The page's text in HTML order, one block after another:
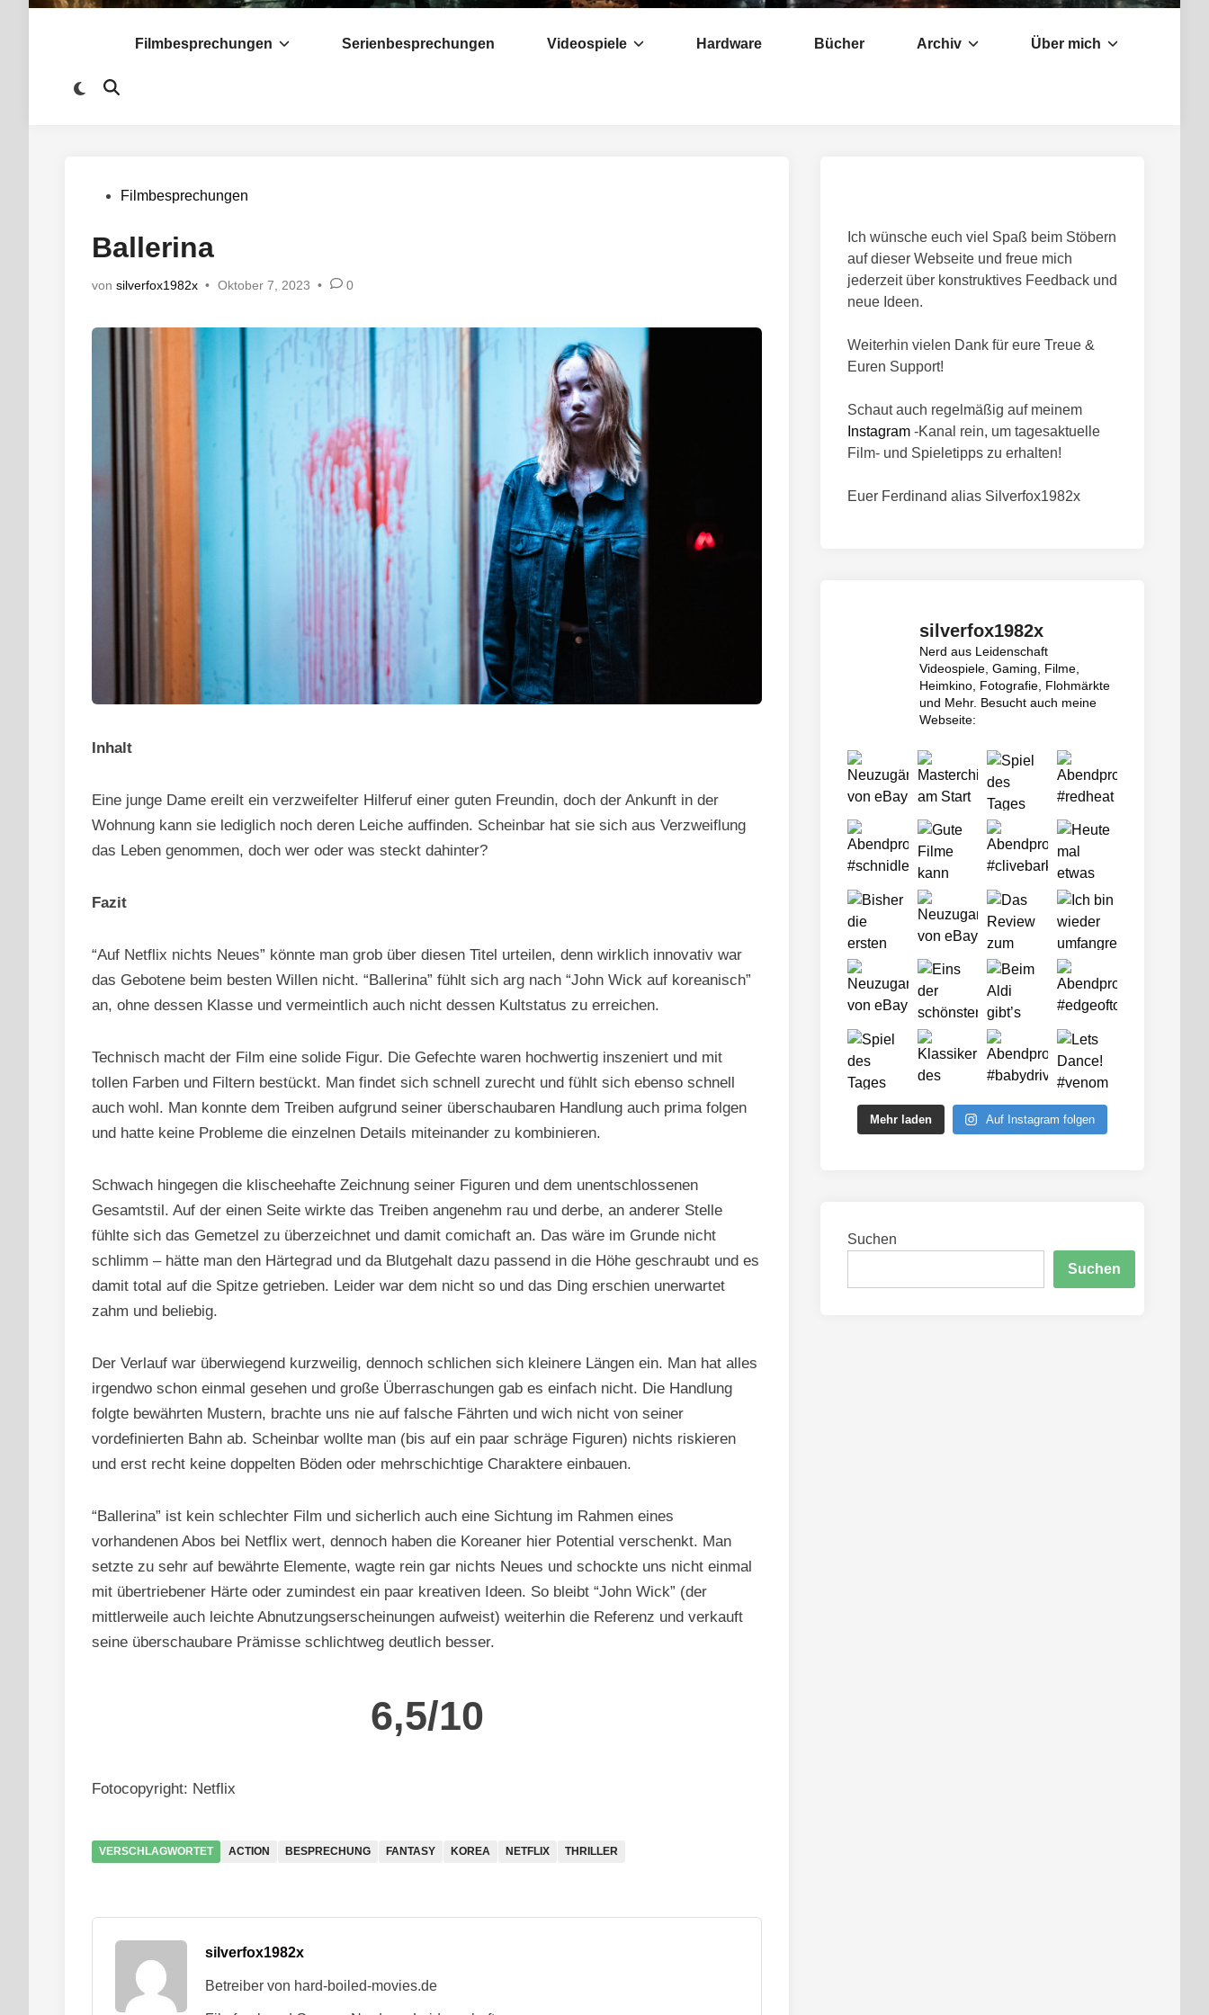
Filmbesprechungen Serienbesprechungen Videospiele Hardware Bücher Archiv Über mich
Zu
Suche
Veröffentlicht
Filmbesprechungen
Ballerina
von silverfox1982x • Oktober 7, 2023 • 0
Inhalt
Eine junge Dame ereilt ein verzweifelter Hilferuf einer guten Freundin, doch der Ankunft in der
Wohnung kann sie lediglich noch deren Leiche auffinden. Scheinbar hat sie sich aus Verzweiflung
das Leben genommen, doch wer oder was steckt dahinter?
Fazit
“Auf Netflix nichts Neues” könnte man grob über diesen Titel urteilen, denn wirklich innovativ war
das Gebotene beim besten Willen nicht. “Ballerina” fühlt sich arg nach “John Wick auf koreanisch”
an, ohne dessen Klasse und vermeintlich auch nicht dessen Kultstatus zu erreichen.
Technisch macht der Film eine solide Figur. Die Gefechte waren hochwertig inszeniert und mit
tollen Farben und Filtern bestückt. Man findet sich schnell zurecht und fühlt sich ebenso schnell
auch wohl. Man konnte dem Treiben aufgrund seiner überschaubaren Handlung auch prima folgen
und hatte keine Probleme die einzelnen Details miteinander zu kombinieren.
Schwach hingegen die klischeehafte Zeichnung seiner Figuren und dem unentschlossenen
Gesamtstil. Auf der einen Seite wirkte das Treiben angenehm rau und derbe, an anderer Stelle
fühlte sich das Gemetzel zu überzeichnet und damit comichaft an. Das wäre im Grunde nicht
schlimm – hätte man den Härtegrad und da Blutgehalt dazu passend in die Höhe geschraubt und es
damit total auf die Spitze getrieben. Leider war dem nicht so und das Ding erschien unerwartet
zahm und beliebig.
Der Verlauf war überwiegend kurzweilig, dennoch schlichen sich kleinere Längen ein. Man hat alles
irgendwo schon einmal gesehen und große Überraschungen gab es einfach nicht. Die Handlung
folgte bewährten Mustern, brachte uns nie auf falsche Fährten und wich nicht von seiner
vordefinierten Bahn ab. Scheinbar wollte man (bis auf ein paar schräge Figuren) nichts riskieren
und erst recht keine doppelten Böden oder mehrschichtige Charaktere einbauen.
“Ballerina” ist kein schlechter Film und sicherlich auch eine Sichtung im Rahmen eines
vorhandenen Abos bei Netflix wert, dennoch haben die Koreaner hier Potential verschenkt. Man
setzte zu sehr auf bewährte Elemente, wagte rein gar nichts Neues und schockte uns nicht einmal
mit übertriebener Härte oder zumindest ein paar kreativen Ideen. So bleibt “John Wick” (der
mittlerweile auch leichte Abnutzungserscheinungen aufweist) weiterhin die Referenz und verkauft
seine überschaubare Prämisse schlichtweg deutlich besser.
6,5/10
Fotocopyright: Netflix
VERSCHLAGWORTET ACTION BESPRECHUNG FANTASY KOREA NETFLIX THRILLER
silverfox1982x
Betreiber von hard-boiled-movies.de
Ich wünsche euch viel Spaß beim Stöbern
auf dieser Webseite und freue mich
jederzeit über konstruktives Feedback und
neue Ideen.
Weiterhin vielen Dank für eure Treue &
Euren Support!
Schaut auch regelmäßig auf meinem
Instagram -Kanal rein, um tagesaktuelle
Film- und Spieletipps zu erhalten!
Euer Ferdinand alias Silverfox1982x
silverfox1982x
Nerd aus Leidenschaft
Videospiele, Gaming, Filme,
Heimkino, Fotografie, Flohmärkte
und Mehr. Besucht auch meine
Webseite:
Mehr laden Auf Instagram folgen
Suchen
Suchen